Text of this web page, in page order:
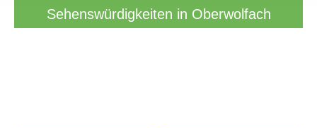
Sehenswürdigkeiten in Oberwolfach